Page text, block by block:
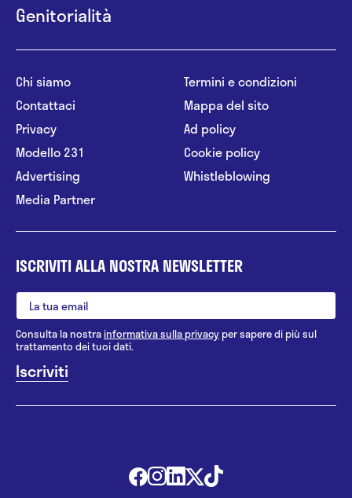
Genitorialità
Chi siamo
Contattaci
Privacy
Modello 231
Advertising
Media Partner
Termini e condizioni
Mappa del sito
Ad policy
Cookie policy
Whistleblowing
ISCRIVITI ALLA NOSTRA NEWSLETTER
Consulta la nostrainformativa sulla privacy per sapere di più sul
trattamento dei tuoi dati.